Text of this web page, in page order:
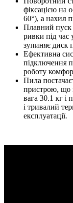
фіксацією на
60°), а нахил
Плавний пуск
ривки під час
зупиняє диск
Ефективна
підключення
роботу
Пила
пристрою, що
вага 30.1 кг і
і тривалий
експлуатації.